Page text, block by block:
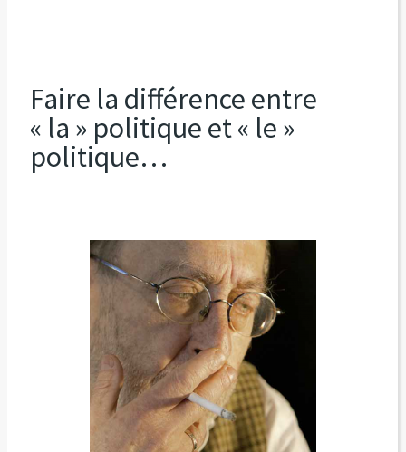
Faire la différence entre
« la » politique et « le »
politique…